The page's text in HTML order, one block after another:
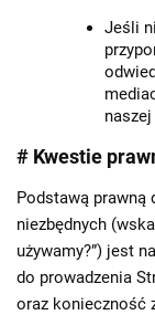
Jeśli
# Kwestie
Podstawą prawną
niezbędnych
używamy?”) jest
do prowadzenia
oraz konieczność